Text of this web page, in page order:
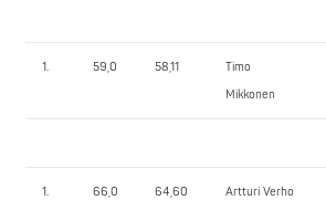
1. 59,0 58,11
Timo
Mikkonen
1. 66,0 64,60 Artturi Verho